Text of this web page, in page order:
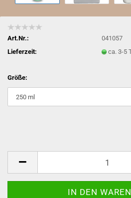
Art.Nr.:
041057
Lieferzeit:
ca. 3-5
Größe: